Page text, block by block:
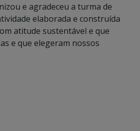
e agradeceu a turma de
elaborada e construída
atitude sustentável e que
e que elegeram nossos